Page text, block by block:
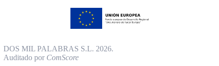
DOS MIL PALABRAS S.L. 2026.
Auditado por ComScore